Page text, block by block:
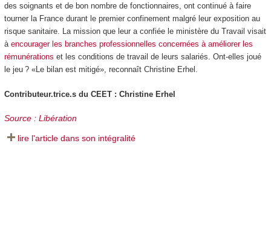
des soignants et de bon nombre de fonctionnaires, ont continué à faire
tourner la France durant le premier confinement malgré leur exposition au
risque sanitaire. La mission que leur a confiée le ministère du Travail visait
à encourager les branches professionnelles concernées à améliorer les
rémunérations et les conditions de travail de leurs salariés. Ont-elles joué
le jeu ? «Le bilan est mitigé», reconnaît Christine Erhel.
Contributeur.trice.s du CEET : Christine Erhel
Source : Libération
lire l'article dans son intégralité